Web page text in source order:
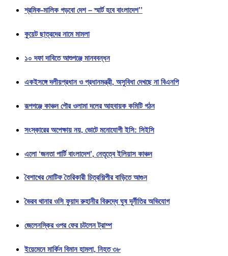
শ্রমিক-মালিক গড়বো দেশ – স্মার্ট হবে বাংলাদেশ’’
কুয়েট ছাত্রদের নামে মামলা
১০ দফা দাবিতে আশুগঞ্জে মানববন্ধন
একইসঙ্গে দলীয়প্রধান ও প্রধানমন্ত্রী, অসুবিধা দেখছে না বিএনপি
রূপগঞ্জে কাঞ্চন পৌর ওলামা দলের আহবায়ক কমিটি গঠন
সংস্কারের অপেক্ষায় নয়, ভোটে মনোযোগী ইসি: সিইসি
এলো ‘জনতা পার্টি বাংলাদেশ’, নেতৃত্বে ইলিয়াস কাঞ্চন
বৈশাখের মোটিফ তৈরিকারী চিত্রশিল্পীর বাড়িতে আগুন
ভৈরব থানার ওসি ফুয়াদ রুহানীর বিরুদ্ধে ঘুষ দূর্নীতির অভিযোগ
জেলেনস্কির ওপর ফের চটলেন ট্রাম্প
ইয়েমেনে মার্কিন বিমান হামলা, নিহত ৩৮